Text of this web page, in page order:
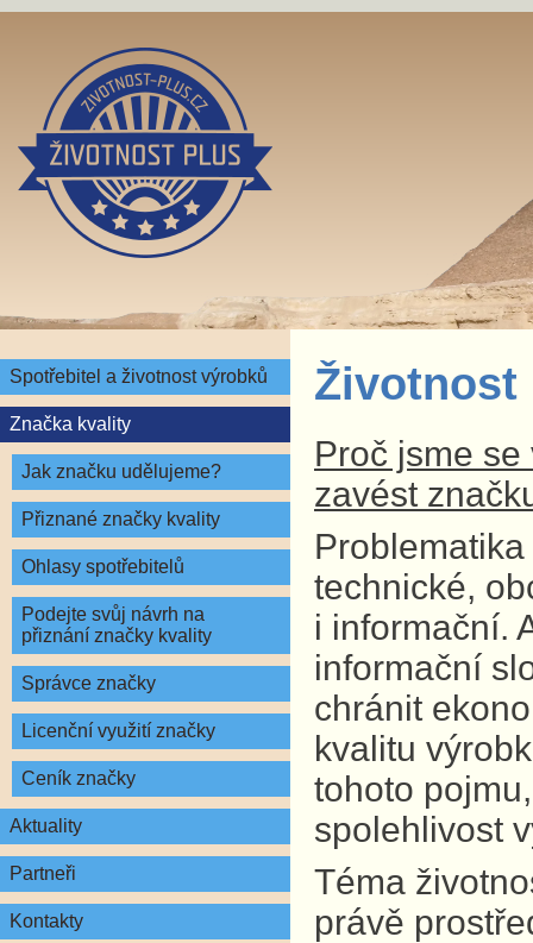
Spotřebitel a životnost výrobků
Značka kvality
Jak značku udělujeme?
Přiznané značky kvality
Ohlasy spotřebitelů
Podejte svůj návrh na
přiznání značky kvality
Správce značky
Licenční využití značky
Ceník značky
Aktuality
Partneři
Kontakty
Životnost
Proč jsme
zavést
technické,
i informační.
informační
chránit
kvalitu
tohoto
spolehlivost
Téma
právě